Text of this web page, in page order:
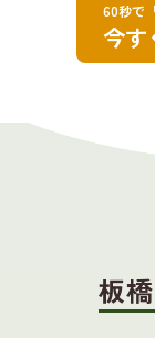
60秒で
今す
板